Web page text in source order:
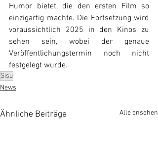
Humor bietet, die den ersten Film so
einzigartig machte. Die Fortsetzung wird
voraussichtlich 2025 in den Kinos zu
sehen sein, wobei der genaue
Veröffentlichungstermin noch nicht
festgelegt wurde.
Sisu
News
Ähnliche Beiträge Alle ansehen